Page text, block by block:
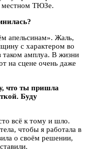
местном ТЮЗе.
апельсинам». Жаль,
с характером во
таком амплуа. В жизни
на сцене очень даже
что ты пришла
Буду
всё к тому и шло.
чтобы я работала в
о своём решении,